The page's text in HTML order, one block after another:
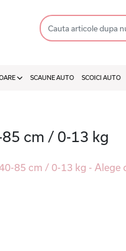
SCAUNE AUTO SCOICI AUTO
cm / 0-13 kg
85 cm / 0-13 kg - Alege